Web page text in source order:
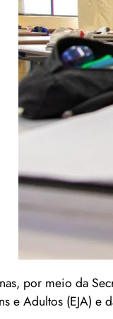
por meio da
e Adultos (EJA)